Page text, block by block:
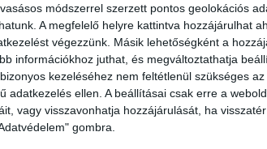
módszerrel szerzett pontos geolokációs
A megfelelő helyre kattintva hozzájárulhat
végezzünk. Másik lehetőségként a
információkhoz juthat, és megváltoztathatja
kezeléséhez nem feltétlenül szükséges
adatkezelés ellen. A beállításai csak erre a
vagy visszavonhatja hozzájárulását, ha
gombra.